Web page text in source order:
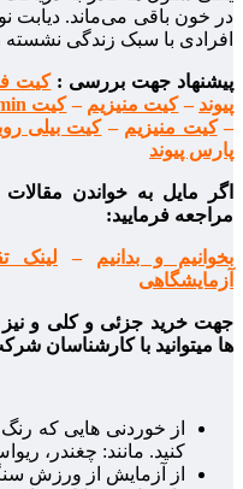
افرادی با سبک زندگی
پیشنهاد جهت بررسی :کیت
پیوند –کیت منیزیم –کیت Albumin
–کیت منیزیم –کیت بیلی
پارس پیوند
اگر مایل به خواندن
مراجعه فرمایید:
بخوانیم و بدانیم – لینک
آزمایشگاهی
جهت خرید جزئی و کلی و
ها میتوانید با کارشناسان
از خوردنی هایی که
کنید. مانند: چغندر،
از آزمایش از ورزش